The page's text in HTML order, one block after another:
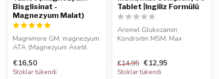
Bisglisinat -
Magnezyum Malat)
Magnimore GM, magnezyum
ATA (Magnezyum Asetil
magnezyum des...
€16,50
Stoklar tükendi
Tablet |Ingiliz Formülü
Aromel Glukozamin
Kondroitin MSM, Max
€14,95 €12,95
Stoklar tükendi